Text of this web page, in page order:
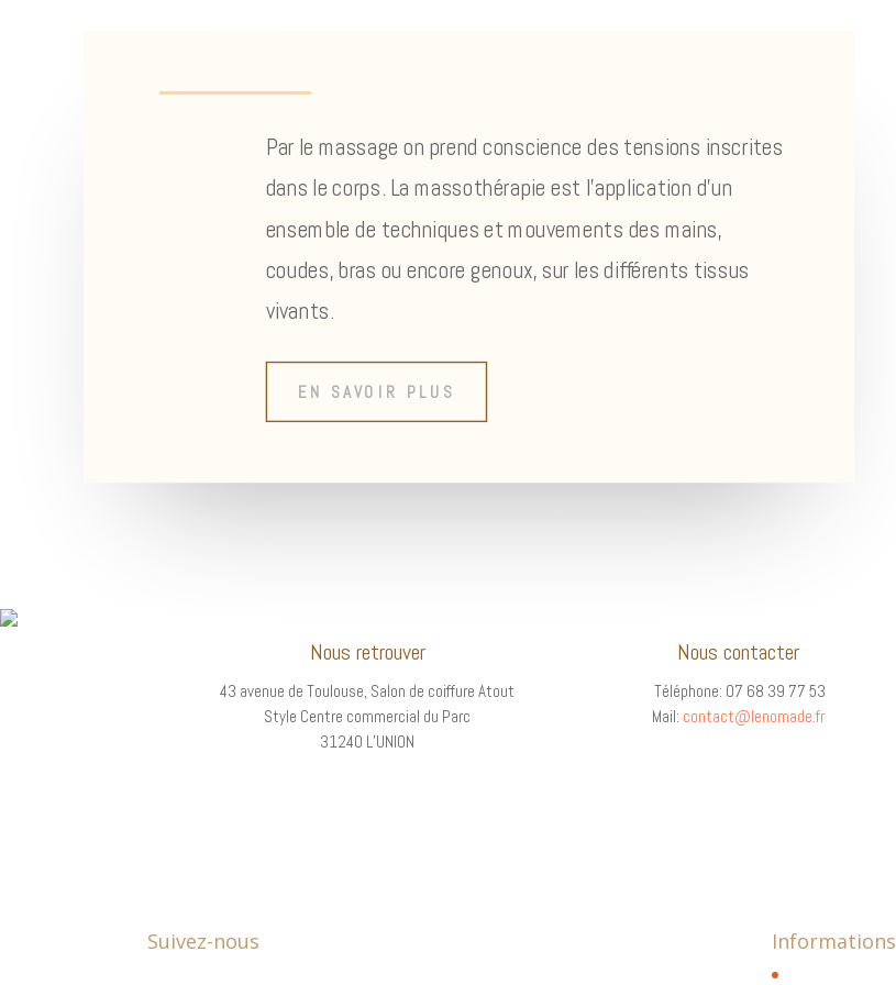
Par le massage on prend conscience des tensions inscrites
dans le corps. La massothérapie est l’application d’un
ensemble de techniques et mouvements des mains,
coudes, bras ou encore genoux, sur les différents tissus
vivants.
EN SAVOIR PLUS
Nous retrouver
43 avenue de Toulouse, Salon de coiffure Atout
Style Centre commercial du Parc
31240 L’UNION
Nous contacter
Téléphone: 07 68 39 77 53
Mail: contact@lenomade.fr
Suivez-nous Informations